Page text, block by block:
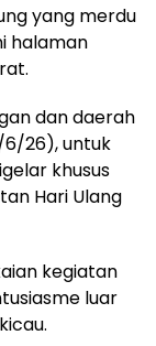
yang merdu
halaman
dan daerah
6/26), untuk
khusus
Hari Ulang
kegiatan
luar